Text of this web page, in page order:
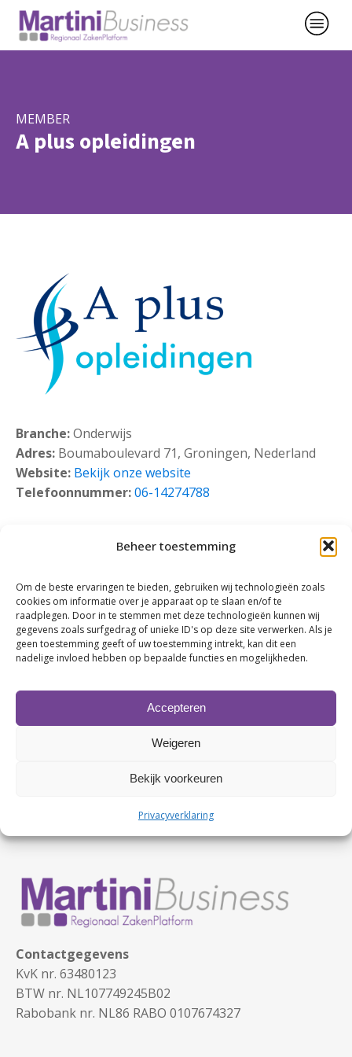
Beheer toestemming
Om de beste ervaringen te bieden, gebruiken wij technologieën zoals
cookies om informatie over je apparaat op te slaan en/of te
raadplegen. Door in te stemmen met deze technologieën kunnen wij
gegevens zoals surfgedrag of unieke ID's op deze site verwerken. Als je
geen toestemming geeft of uw toestemming intrekt, kan dit een
nadelige invloed hebben op bepaalde functies en mogelijkheden.
Accepteren
Weigeren
Bekijk voorkeuren
Privacyverklaring
MEMBER
A plus opleidingen
Branche:Onderwijs
Adres: Boumaboulevard 71, Groningen, Nederland
Website: Bekijk onze website
Telefoonnummer:06-14274788
Contactgegevens
KvK nr. 63480123
BTW nr. NL107749245B02
Rabobank nr. NL86 RABO 0107674327